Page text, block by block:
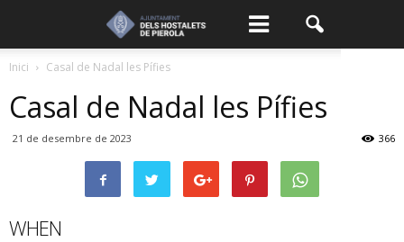
Inici Casal de Nadal les Pífies
Casal de Nadal les Pífies
21 de desembre de 2023 366
WHEN